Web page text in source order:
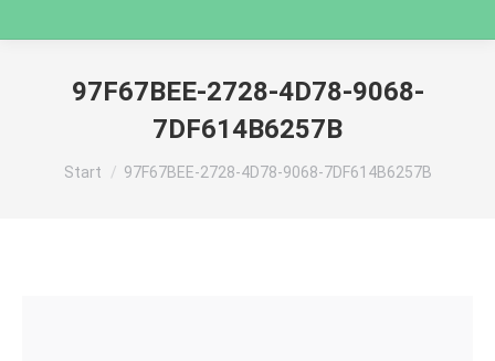
97F67BEE-2728-4D78-9068-
7DF614B6257B
Sie befinden sich hier:
Start 97F67BEE-2728-4D78-9068-7DF614B6257B